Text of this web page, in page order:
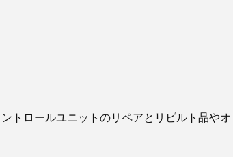
トロールユニットのリペアとリビルト品やオ